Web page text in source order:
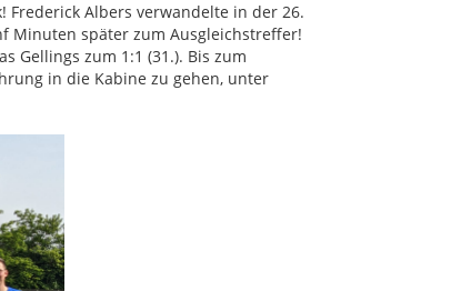
Albers verwandelte in der 26.
Minuten später zum Ausgleichstreffer!
Gellings zum 1:1 (31.). Bis zum
in die Kabine zu gehen, unter